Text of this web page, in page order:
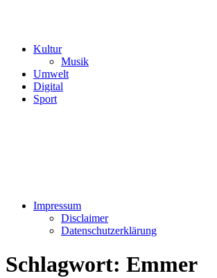
Kultur
Musik
Umwelt
Digital
Sport
Impressum
Disclaimer
Datenschutzerklärung
Schlagwort: Emmer